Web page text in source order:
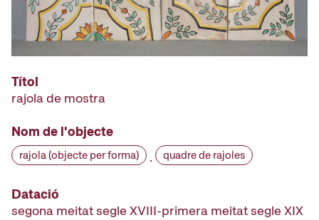
Títol
rajola de mostra
Nom de l'objecte
rajola (objecte per forma) · quadre de rajoles
Datació
segona meitat segle XVIII-primera meitat segle XIX